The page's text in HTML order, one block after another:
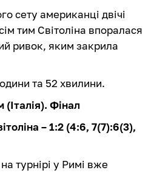
сету американці двічі
тим Світоліна впоралася
ривок, яким закрила
та 52 хвилини.
(Італія). Фінал
– 1:2 (4:6, 7(7):6(3),
турнірі у Римі вже